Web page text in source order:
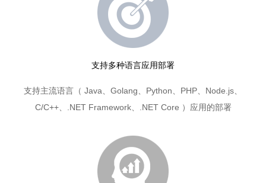
支持多种语言应用部署
支持主流语言（ Java、Golang、Python、PHP、Node.js、
C/C++、.NET Framework、.NET Core ）应用的部署